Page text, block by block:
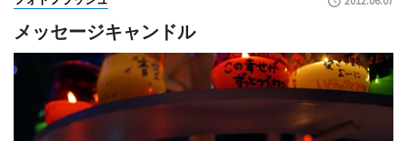
メッセージキャンドル